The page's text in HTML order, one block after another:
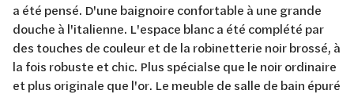
a été pensé. D'une baignoire confortable à une grande
douche à l'italienne. L'espace blanc a été complété par
des touches de couleur et de la robinetterie noir brossé, à
la fois robuste et chic. Plus spécialse que le noir ordinaire
et plus originale que l'or. Le meuble de salle de bain épuré